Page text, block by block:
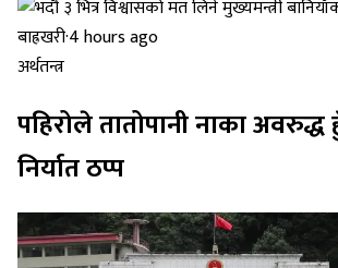
बाह्रखरी·4 hours ago
अर्थतन्त्र
पहिरोले तातोपानी नाका
निर्यात ठप्प